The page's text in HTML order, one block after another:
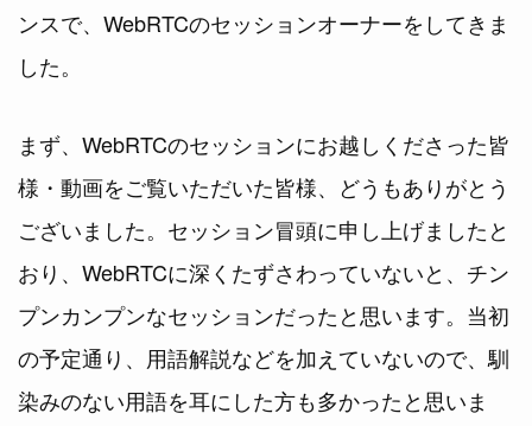
ンスで、WebRTCのセッションオーナーをしてきま
した。
まず、WebRTCのセッションにお越しくださった皆
様・動画をご覧いただいた皆様、どうもありがとう
ございました。セッション冒頭に申し上げましたと
おり、WebRTCに深くたずさわっていないと、チン
プンカンプンなセッションだったと思います。当初
の予定通り、用語解説などを加えていないので、馴
染みのない用語を耳にした方も多かったと思いま